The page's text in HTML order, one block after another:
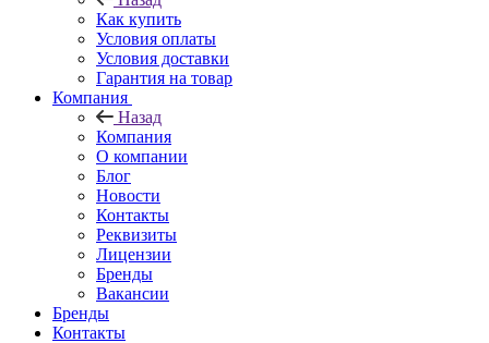
Как купить
Условия оплаты
Условия доставки
Гарантия на товар
Компания
Назад
Компания
О компании
Блог
Новости
Контакты
Реквизиты
Лицензии
Бренды
Вакансии
Бренды
Контакты